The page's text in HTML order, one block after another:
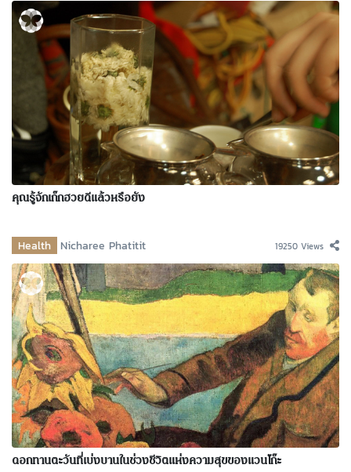
คุณรู้จักเก๊กฮวยดีแล้วหรือยัง
Health Nicharee Phatitit 19250 Views
ดอกทานตะวันที่เบ่งบานในช่วงชีวิตแห่งความสุขของแวนโก๊ะ